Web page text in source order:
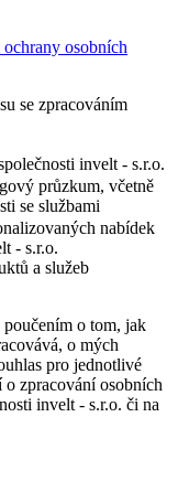
ochrany osobních
se zpracováním
invelt - s.r.o.
průzkum, včetně
se službami
nabídek
- s.r.o.
a služeb
poučením o tom, jak
o mých
pro jednotlivé
zpracování osobních
invelt - s.r.o. či na